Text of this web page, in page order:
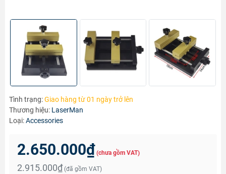
Tình trạng:Giao hàng từ 01 ngày trở lên
Thương hiệu: LaserMan
Loại:Accessories
2.650.000₫ (chưa gồm VAT)
2.915.000₫ (đã gồm VAT)